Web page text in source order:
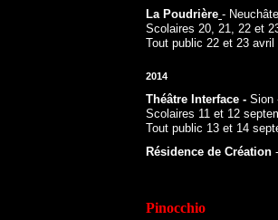
La Poudrière -
Scolaires 20, 21, 22 et
Tout public 22 et 23 avril
2014
Théâtre Interface - Sion
Scolaires 11 et 12
Tout public 13 et 14
Résidence de Création
Pinocchio